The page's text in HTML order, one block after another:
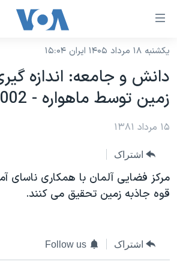
لینکهای
دسترسی
جهش
محتوای
اصلی
جهش
صفحه
اصلی
جهش
نسخه سبک وب‌سایت
موضوع ها
ایران
آمریکا
جهان
ورزشی
ویدیوها
برنامه های تلویزیونی
جدول برنامه ها
صفحه‌های ویژه
جام جهانی ۲۰۲۶
بایگانی برنامه‌های تلویزیونی
فرکانس‌های صدای آمریکا
یادگیری زبان انگلیسی
یکشنبه ۱۸ مرداد ۱۴۰۵ ایران ۱۵:۰۴
دانش و جامعه: اندازه
زمين توسط ماهواره - 2002-08-06
۱۵ مرداد ۱۳۸۱
اشتراک
مرکز فضايی آلمان با همکاری ناسای
قوه جاذبه زمين تحقيق می کنند.
اشتراک Follow us